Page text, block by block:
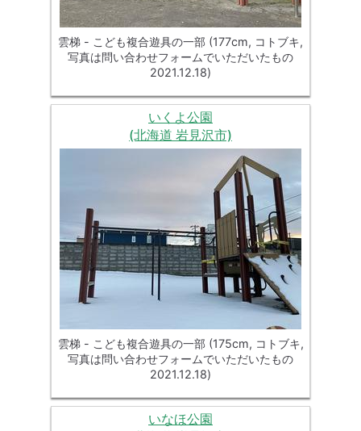
雲梯 - こども複合遊具の一部 (177cm, コトブキ,
写真は問い合わせフォームでいただいたもの
2021.12.18)
いくよ公園
(北海道 岩見沢市)
雲梯 - こども複合遊具の一部 (175cm, コトブキ,
写真は問い合わせフォームでいただいたもの
2021.12.18)
いなほ公園